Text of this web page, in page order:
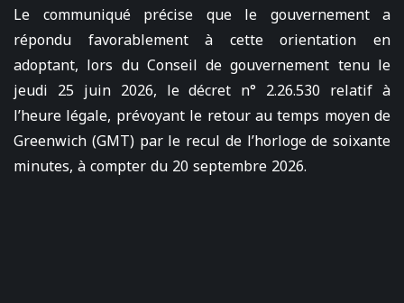
Le communiqué précise que le gouvernement a
répondu favorablement à cette orientation en
adoptant, lors du Conseil de gouvernement tenu le
jeudi 25 juin 2026, le décret n° 2.26.530 relatif à
l’heure légale, prévoyant le retour au temps moyen de
Greenwich (GMT) par le recul de l’horloge de soixante
minutes, à compter du 20 septembre 2026.